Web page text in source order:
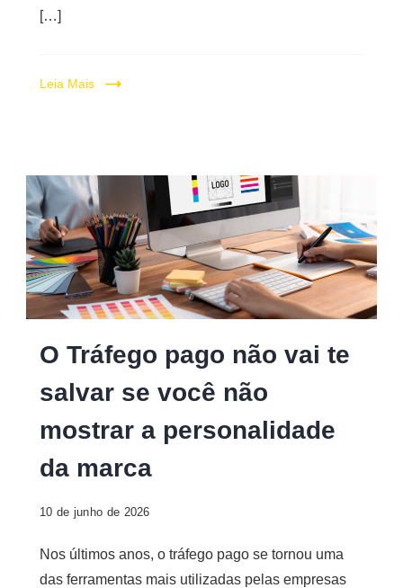
[…]
Leia Mais
O Tráfego pago não vai te
salvar se você não
mostrar a personalidade
da marca
10 de junho de 2026
Nos últimos anos, o tráfego pago se tornou uma
das ferramentas mais utilizadas pelas empresas